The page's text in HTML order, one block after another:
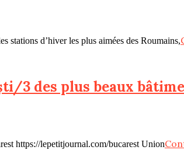
stations d’hiver les plus aimées des Roumains,
3 des plus beaux
https://lepetitjournal.com/bucarest Union